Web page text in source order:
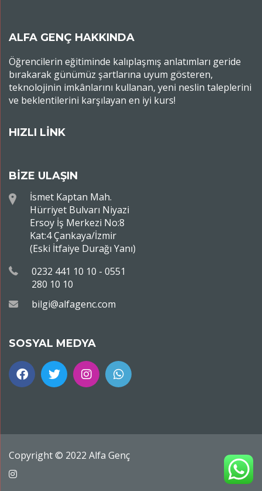
ALFA GENÇ HAKKINDA
Öğrencilerin eğitiminde kalıplaşmış anlatımları geride
bırakarak günümüz şartlarına uyum gösteren,
teknolojinin imkânlarını kullanan, yeni neslin taleplerini
ve beklentilerini karşılayan en iyi kurs!
HIZLI LİNK
BİZE ULAŞIN
İsmet Kaptan Mah.
Hürriyet Bulvarı Niyazi
Ersoy İş Merkezi No:8
Kat:4 Çankaya/İzmir
(Eski İtfaiye Durağı Yanı)
0232 441 10 10 - 0551
280 10 10
bilgi@alfagenc.com
SOSYAL MEDYA
Copyright © 2022 Alfa Genç